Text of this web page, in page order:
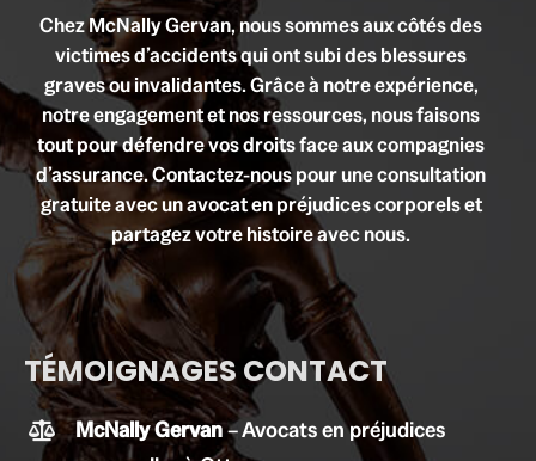
Chez McNally Gervan, nous sommes aux côtés des
victimes d’accidents qui ont subi des blessures
graves ou invalidantes. Grâce à notre expérience,
notre engagement et nos ressources, nous faisons
tout pour défendre vos droits face aux compagnies
d’assurance. Contactez-nous pour une consultation
gratuite avec un avocat en préjudices corporels et
partagez votre histoire avec nous.
TÉMOIGNAGES CONTACT
McNally Gervan– Avocats en préjudices